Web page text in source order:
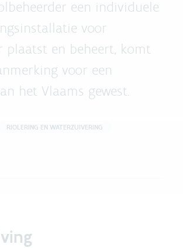
een individuele
voor
plaatst en beheert, komt
voor een
het Vlaams gewest.
RIOLERING EN WATERZUIVERING